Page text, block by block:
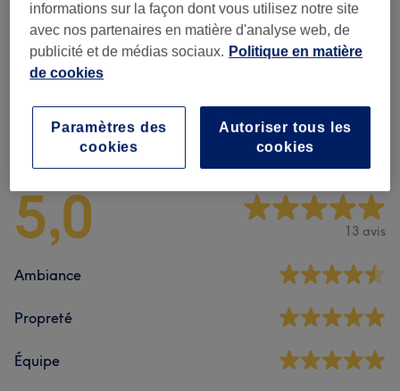
Gezichtsbehandelingen à partir de 50 €
Lashlift 3 ) à partir de 55 €
Avis sur le salon
5,0 13 avis
Ambiance
Propreté
Équipe
informations sur la façon dont vous utilisez notre site
avec nos partenaires en matière d'analyse web, de
publicité et de médias sociaux. Politique en matière
de cookies
Autoriser tous les
cookies
Paramètres des
cookies